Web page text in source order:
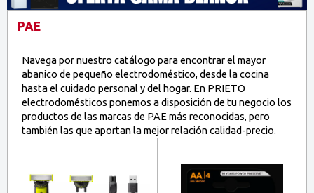
PAE
Navega por nuestro catálogo para encontrar el mayor
abanico de pequeño electrodoméstico, desde la cocina
hasta el cuidado personal y del hogar. En PRIETO
electrodomésticos ponemos a disposición de tu negocio los
productos de las marcas de PAE más reconocidas, pero
también las que aportan la mejor relación calidad-precio.